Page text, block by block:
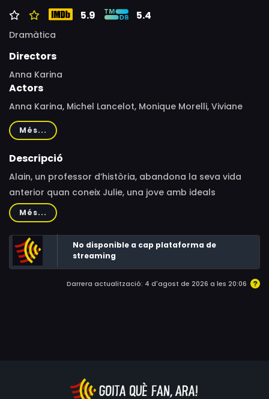
5.9 5.4
Dramàtica
Directors
Anna Karina
Actors
Anna Karina, Michel Lancelot, Monique Morelli, Viviane
Blassel, Bob Asklöf, Jean Aurel, Gérard Pereira, Raphael
Mattei, Danny Brown, Lynn Berkley, Eliane Fourastié, Gilles
Exbrayat, Philippe Exbrayat, Eric Robert de Saint Victor
Més...
Descripció
Alain, un professor d’història, abandona la seva vida
anterior quan coneix Julie, una jove amb ideals
revolucionaris, i comencen a viure junts. Marxen a Nova
York per vacances, però la seva aventura es veu
truncada al saber que esperen un fill, canviant
dràsticament el destí de la seva vida en comú i per
separat.
Més...
No disponible a cap plataforma de
streaming
Darrera actualització: 4 d'agost de 2026 a les 20:06